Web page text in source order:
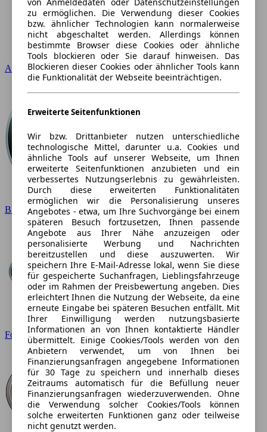
Audi
BMW
Ford
zu ermöglichen. Die Verwendung dieser Cookies
bzw. ähnlicher Technologien kann normalerweise
nicht abgeschaltet werden. Allerdings können
bestimmte Browser diese Cookies oder ähnliche
Tools blockieren oder Sie darauf hinweisen. Das
Blockieren dieser Cookies oder ähnlicher Tools kann
die Funktionalität der Webseite beeinträchtigen.
Erweiterte Seitenfunktionen
Wir bzw. Drittanbieter nutzen unterschiedliche
technologische Mittel, darunter u.a. Cookies und
ähnliche Tools auf unserer Webseite, um Ihnen
erweiterte Seitenfunktionen anzubieten und ein
verbessertes Nutzungserlebnis zu gewährleisten.
Durch diese erweiterten Funktionalitäten
ermöglichen wir die Personalisierung unseres
Angebotes - etwa, um Ihre Suchvorgänge bei einem
späteren Besuch fortzusetzen, Ihnen passende
Angebote aus Ihrer Nähe anzuzeigen oder
personalisierte Werbung und Nachrichten
bereitzustellen und diese auszuwerten. Wir
speichern Ihre E-Mail-Adresse lokal, wenn Sie diese
für gespeicherte Suchanfragen, Lieblingsfahrzeuge
oder im Rahmen der Preisbewertung angeben. Dies
erleichtert Ihnen die Nutzung der Webseite, da eine
erneute Eingabe bei späteren Besuchen entfällt. Mit
Ihrer Einwilligung werden nutzungsbasierte
Informationen an von Ihnen kontaktierte Händler
übermittelt. Einige Cookies/Tools werden von den
Anbietern verwendet, um von Ihnen bei
Finanzierungsanfragen angegebene Informationen
für 30 Tage zu speichern und innerhalb dieses
Zeitraums automatisch für die Befüllung neuer
Finanzierungsanfragen wiederzuverwenden. Ohne
die Verwendung solcher Cookies/Tools können
solche erweiterten Funktionen ganz oder teilweise
nicht genutzt werden.